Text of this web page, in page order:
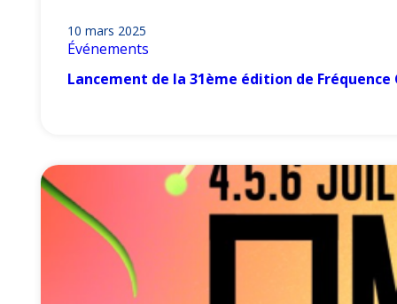
10 mars 2025
Événements
Lancement de la 31ème édition de